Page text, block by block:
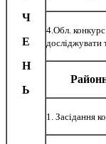
Ч
Е
Н
Ь
4.Обл.
1. Засідання